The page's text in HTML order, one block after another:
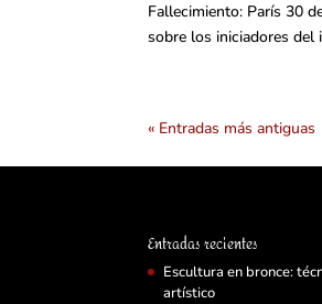
Fallecimiento: París 30
sobre los iniciadores del
« Entradas más antiguas
Entradas recientes
Escultura en bronce:
artístico